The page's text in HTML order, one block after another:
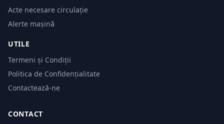
Acte necesare circulație
Alerte mașină
UTILE
Termeni și Condiții
Politica de Confidențialitate
Contactează-ne
CONTACT